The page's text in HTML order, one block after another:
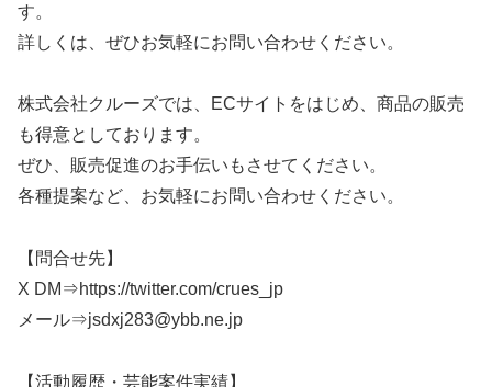
す。
詳しくは、ぜひお気軽にお問い合わせください。
株式会社クルーズでは、ECサイトをはじめ、商品の販売
も得意としております。
ぜひ、販売促進のお手伝いもさせてください。
各種提案など、お気軽にお問い合わせください。
【問合せ先】
X DM⇒https://twitter.com/crues_jp
メール⇒jsdxj283@ybb.ne.jp
【活動履歴・芸能案件実績】